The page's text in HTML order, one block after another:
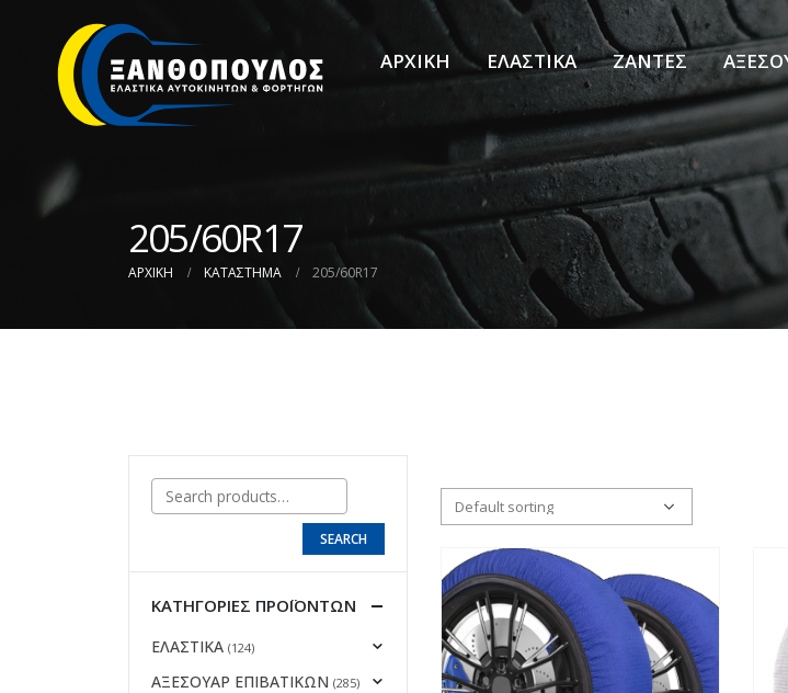
ΑΡΧΙΚΗ ΕΛΑΣΤΙΚΑ ΖΑΝΤΕΣ
205/60R17
ΑΡΧΙΚΉ ΚΑΤΆΣΤΗΜΑ 205/60R17
SEARCH
ΚΑΤΗΓΟΡΊΕΣ ΠΡΟΪΌΝΤΩΝ
ΕΛΑΣΤΙΚΑ (124)
ΑΞΕΣΟΥΑΡ ΕΠΙΒΑΤΙΚΩΝ (285)